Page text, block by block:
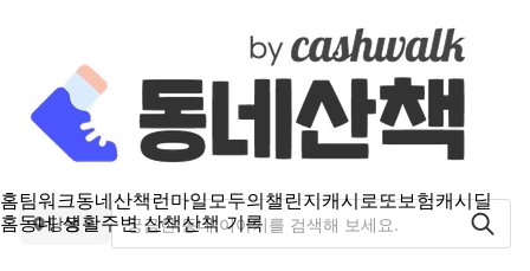
홈팀워크동네산책런마일모두의챌린지캐시로또보험캐시딜
홈동네 생활주변 산책산책 기록
당동